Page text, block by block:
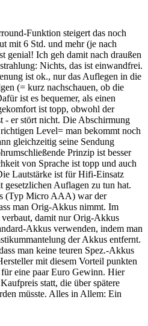
Funktion steigert das noch
mit 6 Std. und mehr (je nach
genial! Ich geh damit nach draußen
Nichts, das ist einwandfrei.
ist ok., nur das Auflegen in die
(= kurz nachschauen, ob die
ist es bequemer, als einen
ist topp, obwohl der
- er stört nicht. Die Abschirmung
Level= man bekommt noch
gleichzeitig seine Sendung
Prinzip ist besser
von Sprache ist topp und auch
Lautstärke ist für Hifi-Einsatz
Auflagen zu tun hat.
(Typ Micro AAA) war der
man Orig-Akkus nimmt. Im
damit nur Orig-Akkus
Akkus verwenden, indem man
der Akkus entfernt.
man keine teuren Spez.-Akkus
mit diesem Vorteil punkten
eine paar Euro Gewinn. Hier
statt, die über spätere
müsste. Alles in Allem: Ein